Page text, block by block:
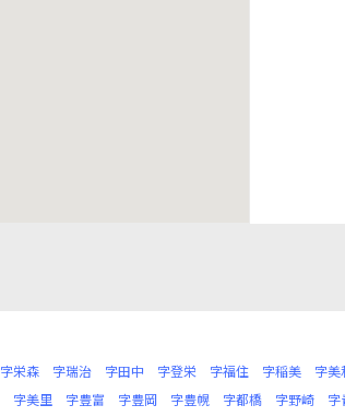
字栄森 字瑞治 字田中 字登栄 字福住 字稲美 字美
字美里 字豊富 字豊岡 字豊幌 字都橋 字野崎 字